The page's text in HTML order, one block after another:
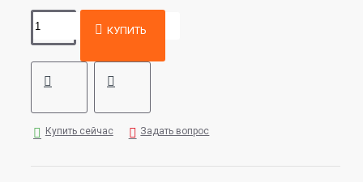
КУПИТЬ
Купить сейчас Задать вопрос